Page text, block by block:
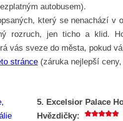
autobusem).
který se nenachází v
rozruch, jen ticho a klid.
vás sveze do města, pokud
stránce (záruka nejlepší
5. Excelsior Palace
Hvězdičky: